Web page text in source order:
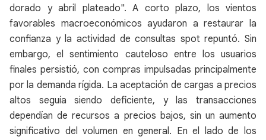
dorado y abril plateado". A corto plazo, los vientos
favorables macroeconómicos ayudaron a restaurar la
confianza y la actividad de consultas spot repuntó. Sin
embargo, el sentimiento cauteloso entre los usuarios
finales persistió, con compras impulsadas principalmente
por la demanda rígida. La aceptación de cargas a precios
altos seguía siendo deficiente, y las transacciones
dependían de recursos a precios bajos, sin un aumento
significativo del volumen en general. En el lado de los